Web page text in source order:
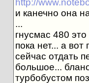
http://
и канечно она
...
гнусмас 480
пока нет... а
сейчас отдать
большое...
турбобустом